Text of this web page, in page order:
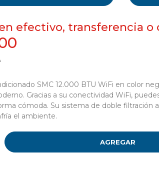
efectivo, transferencia o
SMC 12.000 BTU WiFi en color
Gracias a su conectividad WiFi,
cómoda. Su sistema de doble filtración
el ambiente.
AGREGAR